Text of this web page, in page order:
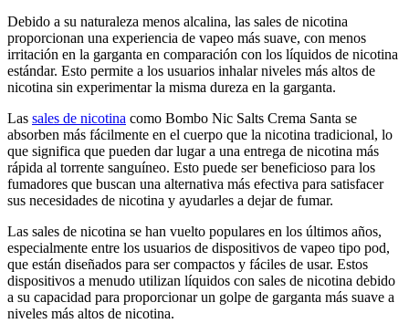
Debido a su naturaleza menos alcalina, las sales de nicotina
proporcionan una experiencia de vapeo más suave, con menos
irritación en la garganta en comparación con los líquidos de nicotina
estándar. Esto permite a los usuarios inhalar niveles más altos de
nicotina sin experimentar la misma dureza en la garganta.
Las sales de nicotina como Bombo Nic Salts Crema Santa se
absorben más fácilmente en el cuerpo que la nicotina tradicional, lo
que significa que pueden dar lugar a una entrega de nicotina más
rápida al torrente sanguíneo. Esto puede ser beneficioso para los
fumadores que buscan una alternativa más efectiva para satisfacer
sus necesidades de nicotina y ayudarles a dejar de fumar.
Las sales de nicotina se han vuelto populares en los últimos años,
especialmente entre los usuarios de dispositivos de vapeo tipo pod,
que están diseñados para ser compactos y fáciles de usar. Estos
dispositivos a menudo utilizan líquidos con sales de nicotina debido
a su capacidad para proporcionar un golpe de garganta más suave a
niveles más altos de nicotina.